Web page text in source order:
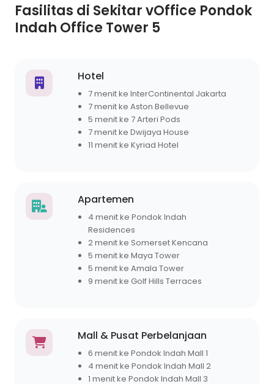
Fasilitas di Sekitar vOffice Pondok
Indah Office Tower 5
Hotel
7 menit ke InterContinental Jakarta
7 menit ke Aston Bellevue
5 menit ke 7 Arteri Pods
7 menit ke Dwijaya House
11 menit ke Kyriad Hotel
Apartemen
4 menit ke Pondok Indah
Residences
2 menit ke Somerset Kencana
5 menit ke Maya Tower
5 menit ke Amala Tower
9 menit ke Golf Hills Terraces
Mall & Pusat Perbelanjaan
6 menit ke Pondok Indah Mall 1
4 menit ke Pondok Indah Mall 2
1 menit ke Pondok Indah Mall 3